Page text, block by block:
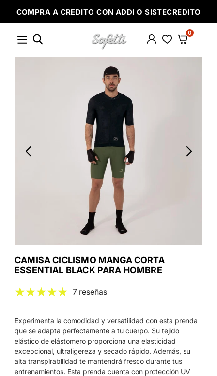
directamente
al
COMPRA A CREDITO CON ADDI O SISTECREDITO
SAFETTI
0
CAMISA CICLISMO MANGA CORTA
ESSENTIAL BLACK PARA HOMBRE
7 reseñas
Experimenta la comodidad y versatilidad con esta prenda
que se adapta perfectamente a tu cuerpo. Su tejido
elástico de elástomero proporciona una elasticidad
excepcional, ultraligereza y secado rápido. Además, su
alta transpirabilidad te mantendrá fresco durante tus
entrenamientos. Esta prenda cuenta con protección UV